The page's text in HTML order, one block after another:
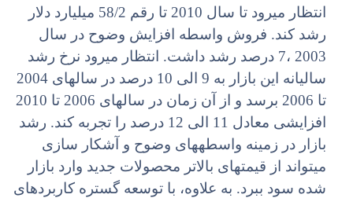
انتظار میرود تا سال 2010 تا رقم 58/2 میلیارد دلار
رشد کند. فروش واسطه افزایش وضوح در سال
2003 ،7 درصد رشد داشت. انتظار میرود نرخ رشد
سالیانه این بازار به 9 الی 10 درصد در سالهای 2004
تا 2006 برسد و از آن زمان در سالهای 2006 تا 2010
افزایشی معادل 11 الی 12 درصد را تجربه کند. رشد
بازار در زمینه واسطههای وضوح و آشکار سازی
میتواند از قیمتهای بالاتر محصولات جدید وارد بازار
شده سود ببرد. به علاوه، با توسعه گستره کاربردهای